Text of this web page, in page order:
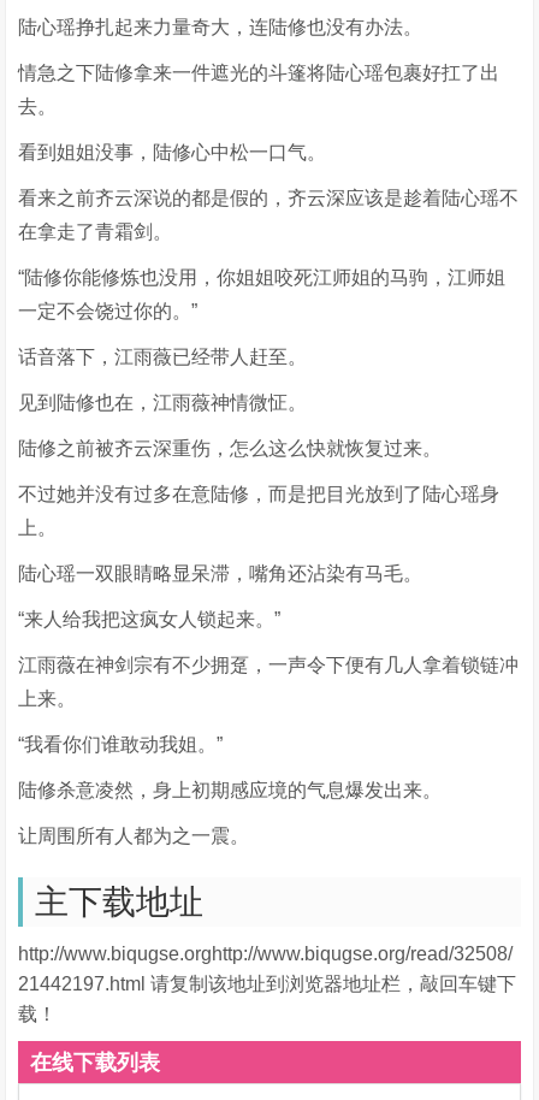
陆心瑶挣扎起来力量奇大，连陆修也没有办法。
情急之下陆修拿来一件遮光的斗篷将陆心瑶包裹好扛了出
去。
看到姐姐没事，陆修心中松一口气。
看来之前齐云深说的都是假的，齐云深应该是趁着陆心瑶不
在拿走了青霜剑。
“陆修你能修炼也没用，你姐姐咬死江师姐的马驹，江师姐
一定不会饶过你的。”
话音落下，江雨薇已经带人赶至。
见到陆修也在，江雨薇神情微怔。
陆修之前被齐云深重伤，怎么这么快就恢复过来。
不过她并没有过多在意陆修，而是把目光放到了陆心瑶身
上。
陆心瑶一双眼睛略显呆滞，嘴角还沾染有马毛。
“来人给我把这疯女人锁起来。”
江雨薇在神剑宗有不少拥趸，一声令下便有几人拿着锁链冲
上来。
“我看你们谁敢动我姐。”
陆修杀意凌然，身上初期感应境的气息爆发出来。
让周围所有人都为之一震。
主下载地址
http://www.biqugse.orghttp://www.biqugse.org/read/32508/
21442197.html 请复制该地址到浏览器地址栏，敲回车键下
载！
在线下载列表